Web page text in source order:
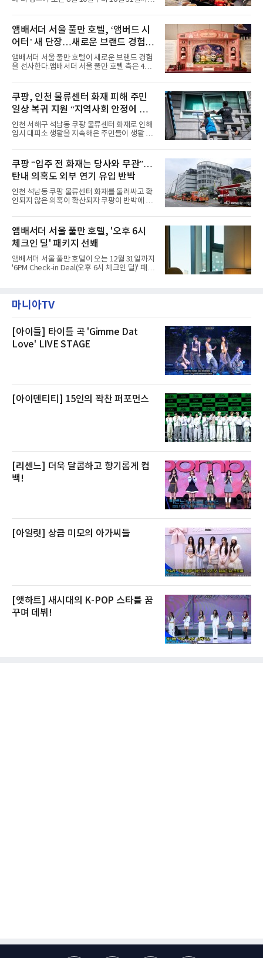
패션을 완벽하게 소화하며 보
즈’를 선보인다.앰배서더 서울 풀만 호텔 측은
“요일마다 다른 즐거움과 한층 깊어진 미식의 여
유를 경험할 수 있도록 기획했다”고 밝혔다.먼저
월요일과 화요일에는 한 주의 문을 여는 여유로
운 식사를 테마로 다양한 혜택이 마련된다. 런치
이용 시 성인 5인 이상 사전 예약 고객에게 성인
1인 무료 혜택을 제공하며, 디너 이용 시에는 성
유료 회원 고객을 대상으로 5% 추가 할인 또는
바우처 1매 추가
앰배서더 서울 풀만 호텔, ‘앰버드 시
어터’ 새 단장…새로운 브랜드 경험 선
사
앰배서더 서울 풀만 호텔이 새로운 브랜드 경험
을 선사한다.앰배서더 서울 풀만 호텔 측은 4일
이야기를 담은 인형 극장 콘셉트의 공간 ‘앰버드
시어터(Ambird Theater)’를 새롭게 선보인
다”고 밝혔다.앰배서더 서울 풀만 호텔은 로비
한편에 마련된 앰버드 존을 통해 앰버드의 세계
관을 소개해왔다. 앰버드 존은 앰버드가 우주여
행 중 수집한 다양한 굿즈를 전시한 '앰버드 플래
닛(Ambird Planet)과 계절별 플라워 연출로 사
라 극장을 모티브로 한 데코레이션으로 구성됐
다. 무대 공간 및 티켓 박스
쿠팡, 인천 물류센터 화재 피해 주민
일상 복귀 지원 “지역사회 안정에 총
력”
인천 서해구 석남동 쿠팡 물류센터 화재로 인해
임시 대피소 생활을 지속해온 주민들이 생활 터
필먼트서비스(CFS)가 지난 28일부터 화재 피해
주민을 대상으로 전문 출장 청소서비스 지원에
나섬으로써 본격적인 지역사회 복구 작업이 시
작된 것이다.대피소 주민 중심 청소 접수, 첫날
부터 2가구 지원 완료CFS는 신현초등학교, 신
현북초등학교, 신현여자중학교 등 인천 서해구
관내 임시 대피소 3곳에서 체류해온 화재 피해
민들의 호응 속에 CFS는 즉시 행동에 나섰다. 지
난 28일 오후 전문 청소업체와
쿠팡 “입주 전 화재는 당사와 무관”…
탄내 의혹도 외부 연기 유입 반박
인천 석남동 쿠팡 물류센터 화재를 둘러싸고 확
인되지 않은 의혹이 확산되자 쿠팡이 반박에 나
에 대해서는 외부 화재 연기 유입이라고 설명했
고, 2023년 같은 물류센터에서 발생한 화재에
대해서도 쿠팡 입주 전 공사 과정에서 벌어진 일
이라며 선을 그었다.쿠팡은 21일 인천 물류센터
내부에서 불이 타는 냄새가 났다는 의혹과 관련
해 “사실무근”이라는 입장을 밝혔다.회사 측은
“인근에서 지난 15일 다른 회사에서 발생한 대
것으로 확인됐다”고 설명했다.이어 “정확한 화
재 원인은 추후 조사될
앰배서더 서울 풀만 호텔, '오후 6시
체크인 딜' 패키지 선봬
앰배서더 서울 풀만 호텔이 오는 12월 31일까지
'6PM Check-in Deal(오후 6시 체크인 딜)' 패키
텔 측은 “퇴근 후 또는 주말 도심 속에서 짧지만
온전한 휴식을 원하는 고객들에게 특별한 경험
제큐티브 두 가지 타입으로 구성된다. 디럭스 패
키지는 객실 1박(룸 온리)으로 심플한 호캉스를
즐길 수 있으며, 이그제큐티브 패키지는 객실 1
마니아TV
[아이들] 타이틀 곡 'Gimme Dat
Love' LIVE STAGE
[아이덴티티] 15인의 꽉찬 퍼포먼스
[리센느] 더욱 달콤하고 향기롭게 컴
백!
[아일릿] 상큼 미모의 아가씨들
[앳하트] 새시대의 K-POP 스타를 꿈
꾸며 데뷔!